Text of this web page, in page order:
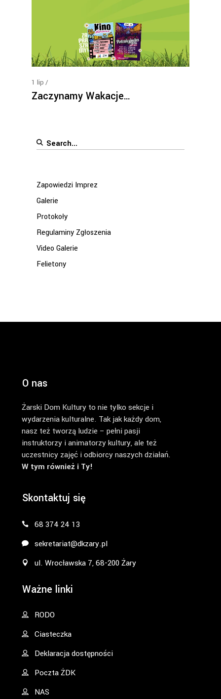
1 lip
Zaczynamy Wakacje…
Search
Zapowiedzi Imprez
Galerie
Protokoły
Regulaminy Zgłoszenia
Video Galerie
Felietony
O nas
Żarski Dom Kultury to nie tylko sekcje i
wydarzenia kulturalne. Tak jak każdy dom,
nasz też tworzą ludzie – pełni pasji
instruktorzy i animatorzy kultury, ale też
uczestnicy zajęć i odbiorcy naszych działań.
W tym również i Ty!
Skontaktuj się
68 374 24 13
sekretariat@dkzary.pl
ul. Wrocławska 7, 68-200 Żary
Ważne linki
RODO
Ciasteczka
Deklaracja dostępności
Poczta ŻDK
NAS